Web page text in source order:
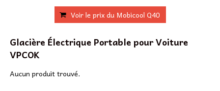
Voir le prix du Mobicool Q40
Glacière Électrique Portable pour Voiture
VPCOK
Aucun produit trouvé.